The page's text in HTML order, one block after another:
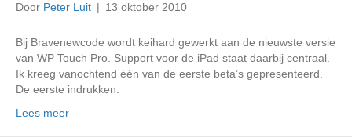
Door Peter Luit | 13 oktober 2010
Bij Bravenewcode wordt keihard gewerkt aan de nieuwste versie
van WP Touch Pro. Support voor de iPad staat daarbij centraal.
Ik kreeg vanochtend één van de eerste beta’s gepresenteerd.
De eerste indrukken.
Lees meer